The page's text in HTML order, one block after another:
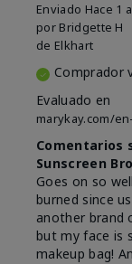
Enviado Hace 1
por Bridgette H
de Elkhart
Comprador
Evaluado en
marykay.com/
Comentarios
Sunscreen
Goes on so
burned since
another brand
but my face is
makeup bag!